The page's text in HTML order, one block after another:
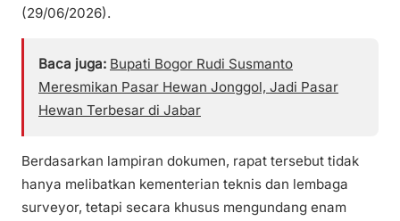
(29/06/2026).
Baca juga: Bupati Bogor Rudi Susmanto
Meresmikan Pasar Hewan Jonggol, Jadi Pasar
Hewan Terbesar di Jabar
Berdasarkan lampiran dokumen, rapat tersebut tidak
hanya melibatkan kementerian teknis dan lembaga
surveyor, tetapi secara khusus mengundang enam